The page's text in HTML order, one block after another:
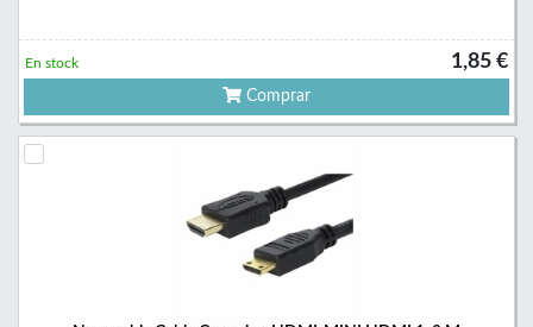
1,85 €
En stock
Comprar